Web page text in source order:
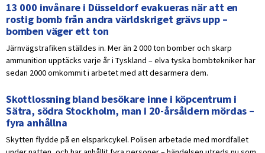
13 000 invånare i Düsseldorf evakueras när att en
rostig bomb från andra världskriget grävs upp –
bomben väger ett ton
Järnvägstrafiken ställdes in. Mer än 2 000 ton bomber och skarp
ammunition upptäcks varje år i Tyskland – elva tyska bombtekniker har
sedan 2000 omkommit i arbetet med att desarmera dem.
Skottlossning bland besökare inne i köpcentrum i
Sätra, södra Stockholm, man i 20-årsåldern mördas –
fyra anhållna
Skytten flydde på en elsparkcykel. Polisen arbetade med mordfallet